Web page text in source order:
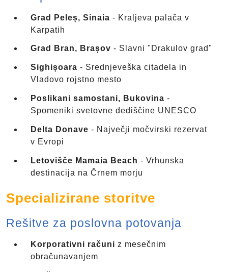
Grad Peleș, Sinaia - Kraljeva palača v
Karpatih
Grad Bran, Brașov - Slavni "Drakulov grad"
Sighișoara - Srednjeveška citadela in
Vladovo rojstno mesto
Poslikani samostani, Bukovina -
Spomeniki svetovne dediščine UNESCO
Delta Donave - Največji močvirski rezervat
v Evropi
Letovišče Mamaia Beach - Vrhunska
destinacija na Črnem morju
Specializirane storitve
Rešitve za poslovna potovanja
Korporativni računi z mesečnim
obračunavanjem